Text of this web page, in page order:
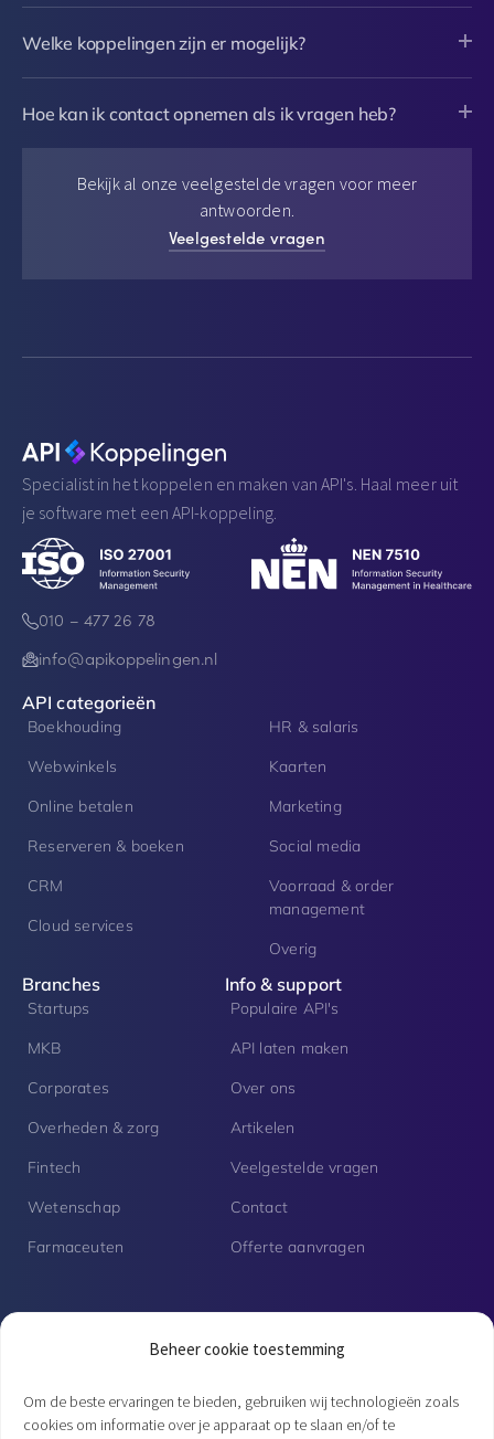
Beheer cookie toestemming
Om de beste ervaringen te bieden, gebruiken wij technologieën zoals
cookies om informatie over je apparaat op te slaan en/of te
Welke koppelingen zijn er mogelijk?
Hoe kan ik contact opnemen als ik vragen heb?
Bekijk al onze veelgestelde vragen voor meer
antwoorden.
Veelgestelde vragen
Specialist in het koppelen en maken van API's. Haal meer uit
je software met een API-koppeling.
010 – 477 26 78
info@apikoppelingen.nl
Branches
Startups
MKB
Corporates
Overheden & zorg
Fintech
Wetenschap
Farmaceuten
API categorieën
Boekhouding
Webwinkels
Online betalen
Reserveren & boeken
CRM
Cloud services
HR & salaris
Kaarten
Marketing
Social media
Voorraad & order
management
Overig
Info & support
Populaire API's
API laten maken
Over ons
Artikelen
Veelgestelde vragen
Contact
Offerte aanvragen